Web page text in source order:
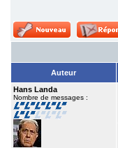
Auteur
Hans Landa
Nombre de messages :